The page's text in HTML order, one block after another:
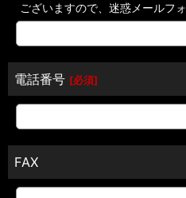
ございますので、迷惑メールフ
電話番号 [必須]
FAX